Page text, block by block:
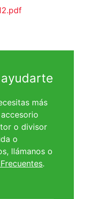
más
o divisor
o
llámanos o
.